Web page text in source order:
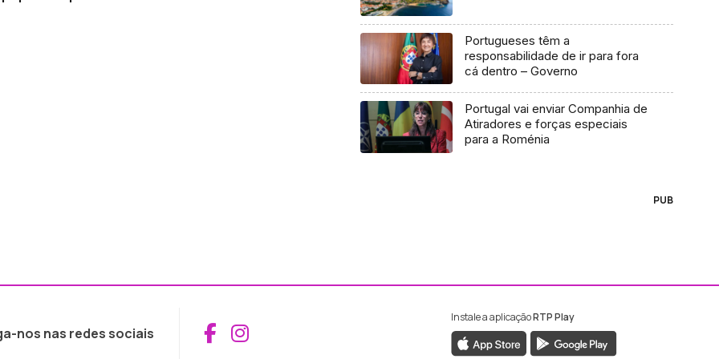
Portugueses têm a
responsabilidade de ir para fora
cá dentro – Governo
Portugal vai enviar Companhia de
Atiradores e forças especiais
para a Roménia
PUB
nos nas redes sociais Aceder ao Facebook da RTP Madeira
Aceder ao Instagram da RTP Madeira
Instale a aplicaçãoRTP Play